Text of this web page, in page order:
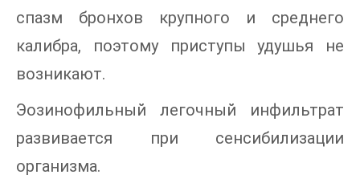
спазм бронхов крупного и среднего
калибра, поэтому приступы удушья не
возникают.
Эозинофильный легочный инфильтрат
развивается при сенсибилизации
организма.